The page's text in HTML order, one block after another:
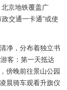
京地铁覆盖广
交通一卡通”或使
净，分布着独立书
客：第一天抵达
傍晚前往景山公园
晨骑车观看升旗仪